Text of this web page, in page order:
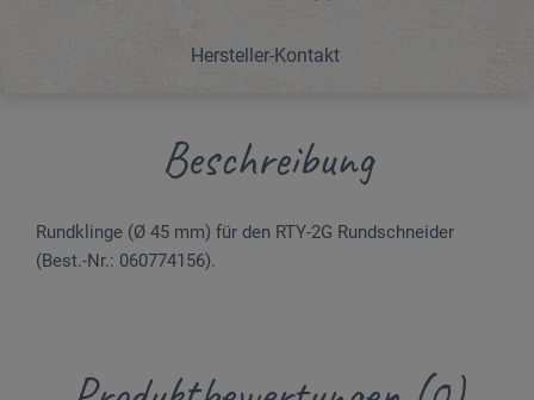
Hersteller-Kontakt
Beschreibung
Rundklinge (Ø 45 mm) für den RTY-2G Rundschneider
(Best.-Nr.: 060774156).